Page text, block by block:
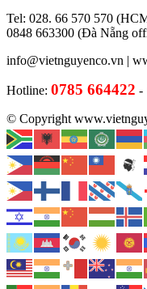
Tel: 028. 66 570 570
0848 663300 (Đà Nẵng
info@vietnguyenco.vn |
Hotline: 0785 664422 -
© Copyright